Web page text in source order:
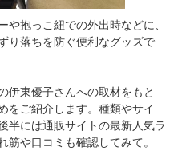
抱っこ紐での外出時などに、
り落ちを防ぐ便利なグッズで
伊東優子さんへの取材をもと
をご紹介します。種類やサイ
半には通販サイトの最新人気ラ
筋や口コミも確認してみて。